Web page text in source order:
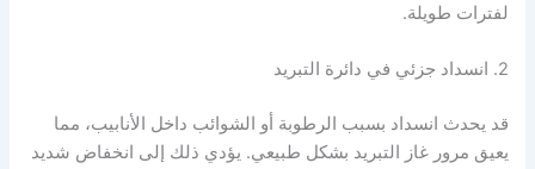
لفترات طويلة.
2. انسداد جزئي في دائرة التبريد
قد يحدث انسداد بسبب الرطوبة أو الشوائب داخل الأنابيب، مما
يعيق مرور غاز التبريد بشكل طبيعي. يؤدي ذلك إلى انخفاض شديد